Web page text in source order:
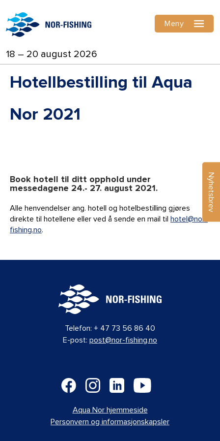
18 – 20 august 2026
Meny
Hotellbestilling til Aqua
Nor 2021
Book hotell til ditt opphold under
messedagene 24.- 27. august 2021.
Alle henvendelser ang. hotell og hotelbestilling gjøres
direkte til hotellene eller ved å sende en mail til
hotel@nor-
fishing.no.
Nyhetsbrev
Telefon: + 47 73 56 86 40
E-post: post@nor-fishing.no
Aqua Nor hjemmeside
Personvern og informasjonskapsler